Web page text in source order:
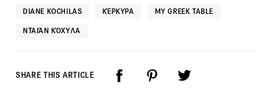
DIANE KOCHILAS ΚΈΡΚΥΡΑ ΜY GREEK TABLE
ΝΤΑΙΆΝ ΚΌΧΥΛΑ
SHARE THIS ARTICLE